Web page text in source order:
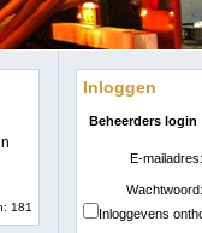
181
Inloggen
Beheerders login
E-mailadres:
Wachtwoord:
Inloggevens